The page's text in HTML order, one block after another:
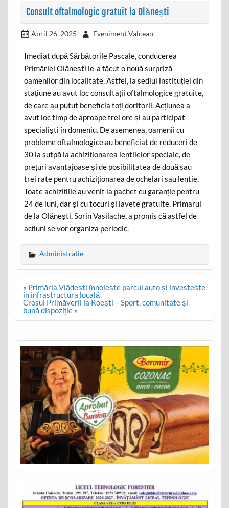
Consult oftalmologic gratuit la Olănești
April 26, 2025 Eveniment Valcean
Imediat după Sărbătorile Pascale, conducerea
Primăriei Olănești le-a făcut o nouă surpriză
oamenilor din localitate. Astfel, la sediul instituției din
stațiune au avut loc consultații oftalmologice gratuite,
de care au putut beneficia toți doritorii. Acțiunea a
avut loc timp de aproape trei ore și au participat
specialiști în domeniu. De asemenea, oamenii cu
probleme oftalmologice au beneficiat de reduceri de
30 la sutpă la achiziționarea lentilelor speciale, de
prețuri avantajoase și de posibilitatea de două sau
trei rate pentru achiziționarea de ochelari sau lentie.
Toate achizițiile au venit la pachet cu garanție pentru
24 de luni, dar și cu tocuri și lavete gratuite. Primarul
de la Olănești, Sorin Vasilache, a promis că astfel de
acțiuni se vor organiza periodic.
Administratie
Post
navigation
« Primăria Vlădești înnoiește parcul auto și investește
în infrastructura locală
Crosul Primăverii la Roești – Sport, comunitate și
bună dispoziție »